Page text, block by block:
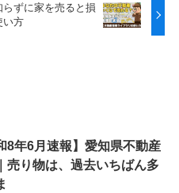
らずに家を売ると損
い方
8年6月速報】愛知県不動産
売り物は、過去いちばん多